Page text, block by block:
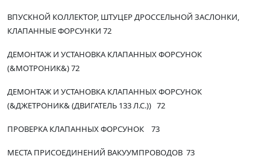
ВПУСКНОЙ КОЛЛЕКТОР, ШТУЦЕР ДРОССЕЛЬНОЙ ЗАСЛОНКИ,
КЛАПАННЫЕ ФОРСУНКИ 72
ДЕМОНТАЖ И УСТАНОВКА КЛАПАННЫХ ФОРСУНОК
(&МОТРОНИК&) 72
ДЕМОНТАЖ И УСТАНОВКА КЛАПАННЫХ ФОРСУНОК
(&ДЖЕТРОНИК& (ДВИГАТЕЛЬ 133 Л.С.)) 72
ПРОВЕРКА КЛАПАННЫХ ФОРСУНОК 73
МЕСТА ПРИСОЕДИНЕНИЙ ВАКУУМПРОВОДОВ 73